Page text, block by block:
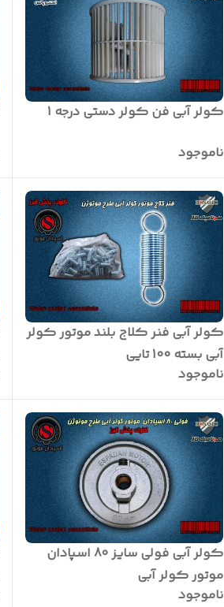
کولر آبی فن کولر دستی درجه 1
ناموجود
کولر آبی فنر کلاج بلند موتور کولر
آبی بسته 100 تایی
ناموجود
کولر آبی فولی سایز 80 اسپادان
موتور کولر آبی
ناموجود